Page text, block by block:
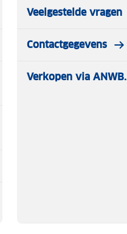
Veelgestelde vragen
Contactgegevens
Verkopen via